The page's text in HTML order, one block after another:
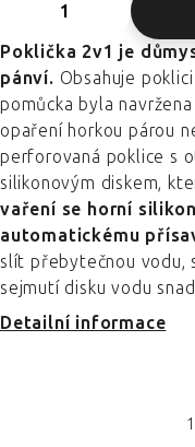
Poklička 2v1 je
pánví. Obsahuje
pomůcka byla
opaření horkou párou
perforovaná poklice s
silikonovým diskem,
vaření se horní
automatickému
slít přebytečnou vodu,
sejmutí disku vodu
Detailní informace